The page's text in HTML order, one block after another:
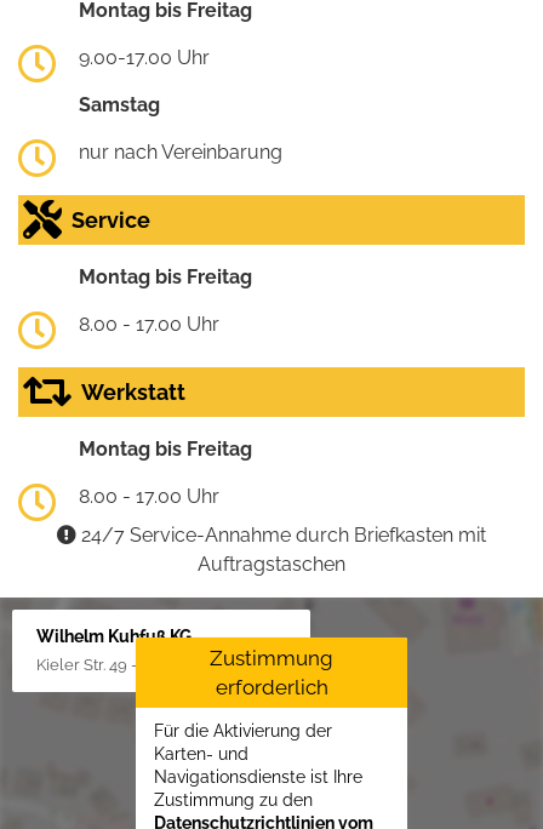
Montag bis Freitag
9.00-17.00 Uhr
Samstag
nur nach Vereinbarung
Service
Montag bis Freitag
8.00 - 17.00 Uhr
Werkstatt
Montag bis Freitag
8.00 - 17.00 Uhr
24/7 Service-Annahme durch Briefkasten mit
Auftragstaschen
Wilhelm Kuhfuß KG
Kieler Str. 49 - 51, 25451 Quickborn
Zustimmung
erforderlich
Für die Aktivierung der
Karten- und
Navigationsdienste ist Ihre
Zustimmung zu den
Datenschutzrichtlinien vom